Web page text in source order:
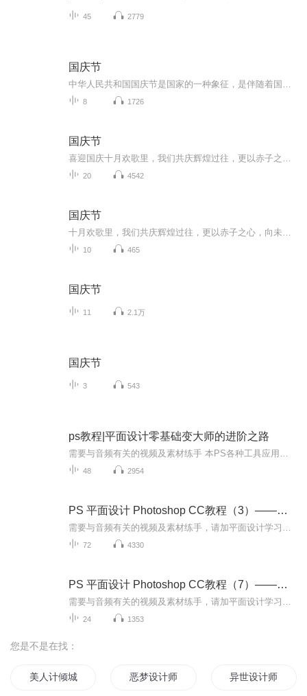
45 2779
国庆节
8 1726
国庆节
20 4542
国庆节
10 465
国庆节
11 2.1万
国庆节
3 543
ps教程|平面设计零基础变大师的进阶之路
48 2954
PS 平面设计 Photoshop CC教程（3）——图层样式
72 4330
PS 平面设计 Photoshop CC教程（7）——笔刷绘画教程
24 1353
您是不是在找：
美人计倾城妃子平天下 恶梦设计师 异世设计师